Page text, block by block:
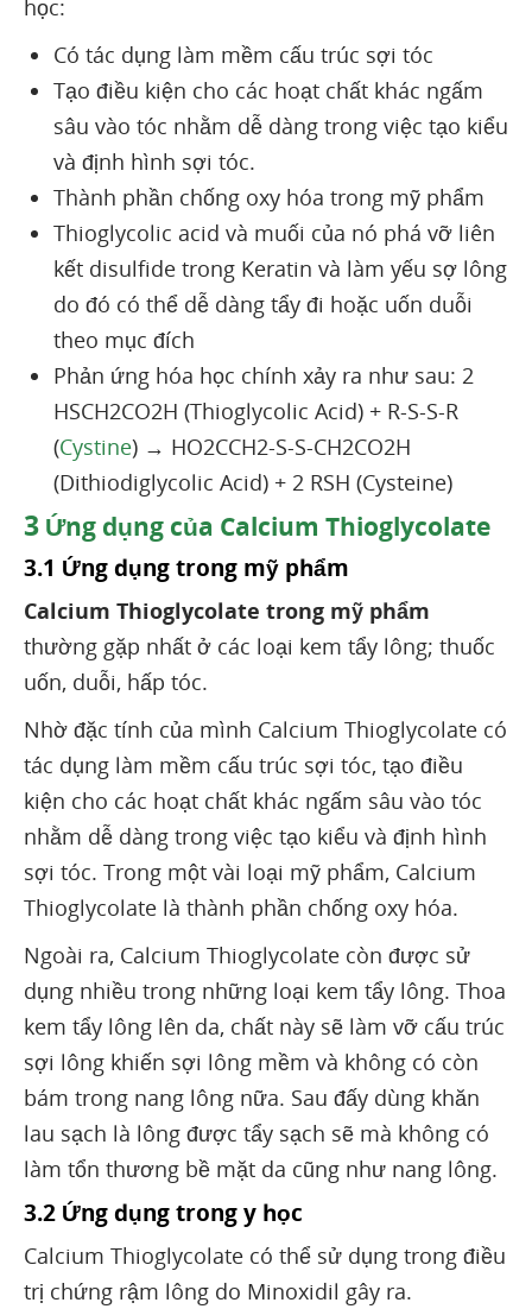
học:
Có tác dụng làm mềm cấu trúc sợi tóc
Tạo điều kiện cho các hoạt chất khác ngấm
sâu vào tóc nhằm dễ dàng trong việc tạo kiểu
và định hình sợi tóc.
Thành phần chống oxy hóa trong mỹ phẩm
Thioglycolic acid và muối của nó phá vỡ liên
kết disulfide trong Keratin và làm yếu sợ lông
do đó có thể dễ dàng tẩy đi hoặc uốn duỗi
theo mục đích
Phản ứng hóa học chính xảy ra như sau: 2
HSCH2CO2H (Thioglycolic Acid) + R-S-S-R
(Cystine) → HO2CCH2-S-S-CH2CO2H
(Dithiodiglycolic Acid) + 2 RSH (Cysteine)
3 Ứng dụng của Calcium Thioglycolate
3.1 Ứng dụng trong mỹ phẩm
Calcium Thioglycolate trong mỹ phẩm
thường gặp nhất ở các loại kem tẩy lông; thuốc
uốn, duỗi, hấp tóc.
Nhờ đặc tính của mình Calcium Thioglycolate có
tác dụng làm mềm cấu trúc sợi tóc, tạo điều
kiện cho các hoạt chất khác ngấm sâu vào tóc
nhằm dễ dàng trong việc tạo kiểu và định hình
sợi tóc. Trong một vài loại mỹ phẩm, Calcium
Thioglycolate là thành phần chống oxy hóa.
Ngoài ra, Calcium Thioglycolate còn được sử
dụng nhiều trong những loại kem tẩy lông. Thoa
kem tẩy lông lên da, chất này sẽ làm vỡ cấu trúc
sợi lông khiến sợi lông mềm và không có còn
bám trong nang lông nữa. Sau đấy dùng khăn
lau sạch là lông được tẩy sạch sẽ mà không có
làm tổn thương bề mặt da cũng như nang lông.
3.2 Ứng dụng trong y học
Calcium Thioglycolate có thể sử dụng trong điều
trị chứng rậm lông do Minoxidil gây ra.